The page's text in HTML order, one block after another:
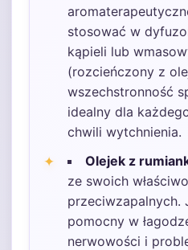
stosować w
kąpieli lub
(rozcieńczony z
wszechstronność
idealny dla
chwili wytchnienia.
Olejek z
ze swoich
przeciwzapalnych.
pomocny w
nerwowości i